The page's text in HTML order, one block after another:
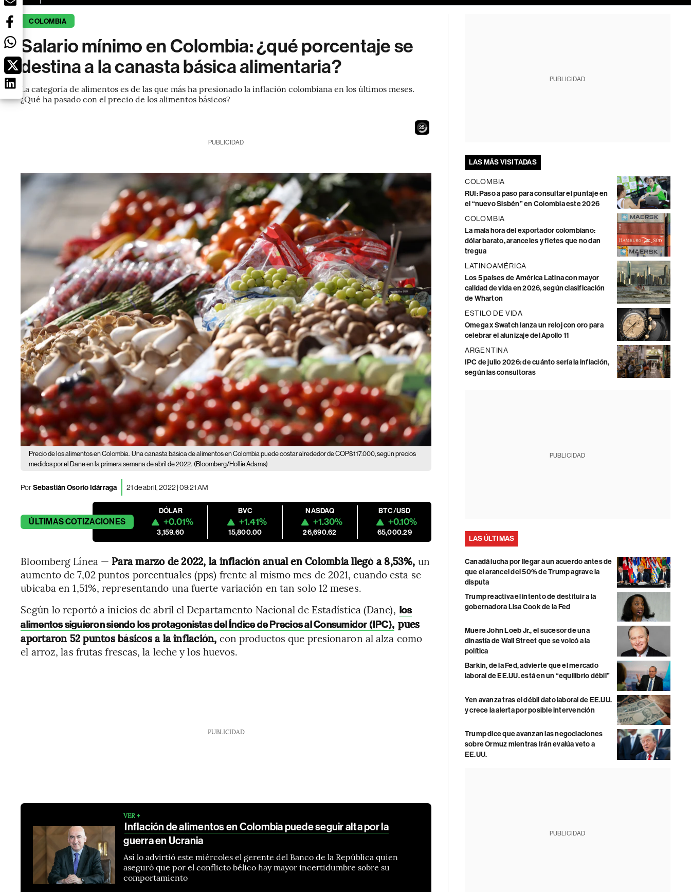
COLOMBIA
Salario mínimo en Colombia: ¿qué porcentaje se
destina a la canasta básica alimentaria?
La categoría de alimentos es de las que más ha presionado la inflación colombiana en los últimos meses.
¿Qué ha pasado con el precio de los alimentos básicos?
24
PUBLICIDAD
Precio de los alimentos en Colombia. Una canasta básica de alimentos en Colombia puede costar alrededor de COP$117.000, según precios
medidos por el Dane en la primera semana de abril de 2022. (Bloomberg/Hollie Adams)
PorSebastián Osorio Idárraga 21 de abril, 2022 | 09:21 AM
ÚLTIMASCOTIZACIONES
DÓLAR
+0.01%
3,159.60
BVC
+1.41%
15,800.00
NASDAQ
+1.30%
26,690.62
BTC/USD
+0.10%
65,000.29
Bloomberg Línea — Para marzo de 2022, la inflación anual en Colombia llegó a 8,53%, un
aumento de 7,02 puntos porcentuales (pps) frente al mismo mes de 2021, cuando esta se
ubicaba en 1,51%, representando una fuerte variación en tan solo 12 meses.
Según lo reportó a inicios de abril el Departamento Nacional de Estadística (Dane), los
alimentos siguieron siendo los protagonistas del Índice de Precios al Consumidor (IPC), pues
aportaron 52 puntos básicos a la inflación, con productos que presionaron al alza como
el arroz, las frutas frescas, la leche y los huevos.
PUBLICIDAD
VER +
Inflación de alimentos en Colombia puede seguir alta por la
guerra en Ucrania
Así lo advirtió este miércoles el gerente del Banco de la República quien
aseguró que por el conflicto bélico hay mayor incertidumbre sobre su
comportamiento
PUBLICIDAD
LAS MÁS VISITADAS
COLOMBIA
RUI: Paso a paso para consultar el puntaje en
el “nuevo Sisbén” en Colombia este 2026
COLOMBIA
La mala hora del exportador colombiano:
dólar barato, aranceles y fletes que no dan
tregua
LATINOAMÉRICA
Los 5 países de América Latina con mayor
calidad de vida en 2026, según clasificación
de Wharton
ESTILO DE VIDA
Omega x Swatch lanza un reloj con oro para
celebrar el alunizaje del Apollo 11
ARGENTINA
IPC de julio 2026: de cuánto sería la inflación,
según las consultoras
PUBLICIDAD
LAS ÚLTIMAS
Canadá lucha por llegar a un acuerdo antes de
que el arancel del 50% de Trump agrave la
disputa
Trump reactiva el intento de destituir a la
gobernadora Lisa Cook de la Fed
Muere John Loeb Jr., el sucesor de una
dinastía de Wall Street que se volcó a la
política
Barkin, de la Fed, advierte que el mercado
laboral de EE.UU. está en un “equilibrio débil”
Yen avanza tras el débil dato laboral de EE.UU.
y crece la alerta por posible intervención
Trump dice que avanzan las negociaciones
sobre Ormuz mientras Irán evalúa veto a
EE.UU.
PUBLICIDAD